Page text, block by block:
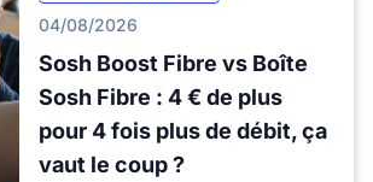
04/08/2026
Sosh Boost Fibre vs Boîte
Sosh Fibre : 4 € de plus
pour 4 fois plus de débit, ça
vaut le coup ?